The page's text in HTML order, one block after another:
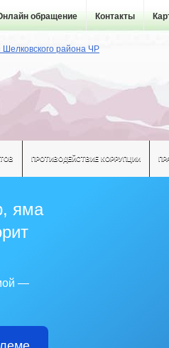
обращение Контакты
ПРОТИВОДЕЙСТВИЕ КОРРУПЦИИ
яма
—